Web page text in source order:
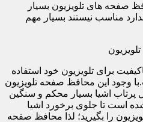
صفحه های تلویزیون بسیار
مناسب نیستند بسیار مهم
برای تلویزیون خود استفاده
وجود این محافظ صفحه تلویزیون
پرتاب اشیا بسیار محکم و سنگین
است تا جلوی برخورد اشیا
را بگیرید؛ لذا محافظ صفحه